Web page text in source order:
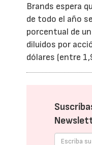
Brands espera
de todo el año
porcentual de
diluidos por
dólares (entre